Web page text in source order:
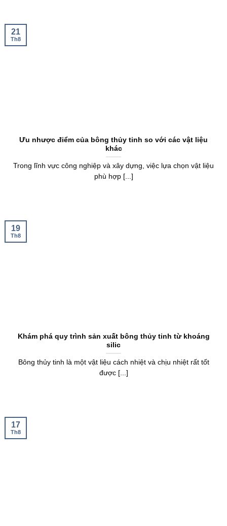
Ưu nhược điểm của bông thủy tinh so với các vật liệu
khác
Trong lĩnh vực công nghiệp và xây dựng, việc lựa chọn vật liệu
phù hợp [...]
21
Th8
Khám phá quy trình sản xuất bông thủy tinh từ khoáng
silic
Bông thủy tinh là một vật liệu cách nhiệt và chịu nhiệt rất tốt
được [...]
19
Th8
17
Th8